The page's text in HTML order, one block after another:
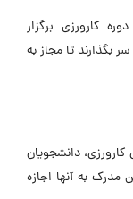
کارورزی برگزار
بگذارند تا مجاز به
دانشجویان
به آنها اجازه